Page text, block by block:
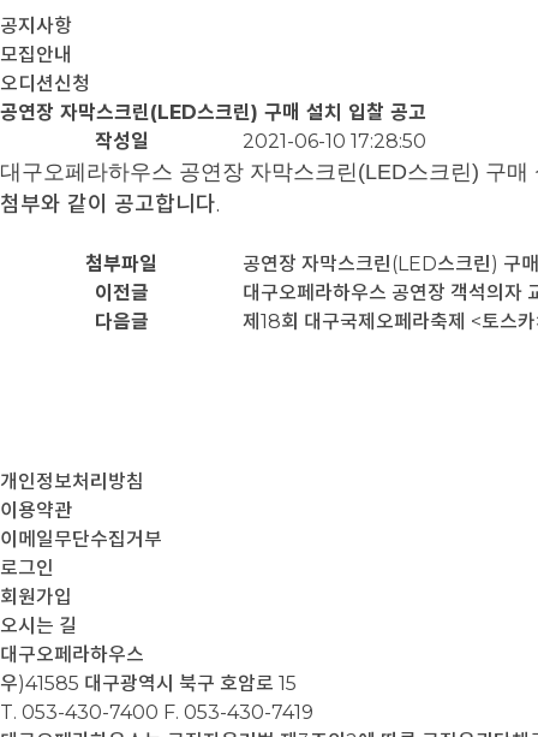
공지사항
모집안내
오디션신청
공연장 자막스크린(LED스크린) 구매 설치 입찰 공고
작성일
2021-06-10 17:28:50
대구오페라하우스 공연장 자막스크린(LED스크린) 구매
첨부와 같이 공고합니다.
첨부파일
공연장 자막스크린(LED스크린) 구
이전글
대구오페라하우스 공연장 객석의자
다음글
제18회 대구국제오페라축제 <토스
개인정보처리방침
이용약관
이메일무단수집거부
로그인
회원가입
오시는 길
대구오페라하우스
우)41585 대구광역시 북구 호암로 15
T. 053-430-7400 F. 053-430-7419